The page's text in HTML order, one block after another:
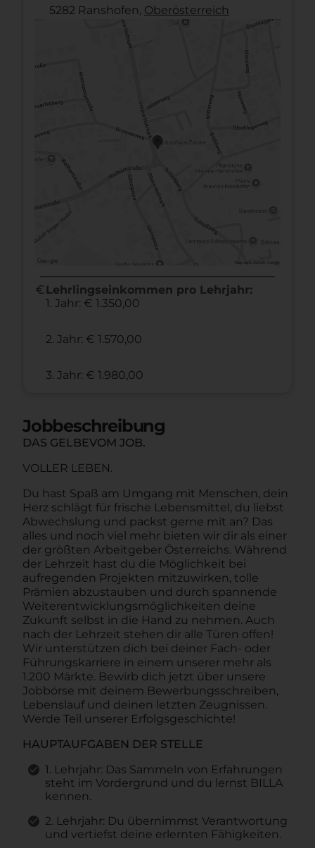
5282 Ranshofen, Ober­österreich
euro Lehrlingseinkommen pro Lehrjahr:
1. Jahr: € 1.350,00
2. Jahr: € 1.570,00
3. Jahr: € 1.980,00
Jobbeschreibung
DAS GELBEVOM JOB.
VOLLER LEBEN.
Du hast Spaß am Umgang mit Menschen, dein
Herz schlägt für frische Lebensmittel, du liebst
Abwechslung und packst gerne mit an? Das
alles und noch viel mehr bieten wir dir als einer
der größten Arbeitgeber Österreichs. Während
der Lehrzeit hast du die Möglichkeit bei
aufregenden Projekten mitzuwirken, tolle
Prämien abzustauben und durch spannende
Weiterentwicklungsmöglichkeiten deine
Zukunft selbst in die Hand zu nehmen. Auch
nach der Lehrzeit stehen dir alle Türen offen!
Wir unterstützen dich bei deiner Fach- oder
Führungskarriere in einem unserer mehr als
1.200 Märkte. Bewirb dich jetzt über unsere
Jobbörse mit deinem Bewerbungsschreiben,
Lebenslauf und deinen letzten Zeugnissen.
Werde Teil unserer Erfolgsgeschichte!
HAUPTAUFGABEN DER STELLE
1. Lehrjahr: Das Sammeln von Erfahrungen
steht im Vordergrund und du lernst BILLA
kennen.
2. Lehrjahr: Du übernimmst Verantwortung
und vertiefst deine erlernten Fähigkeiten.